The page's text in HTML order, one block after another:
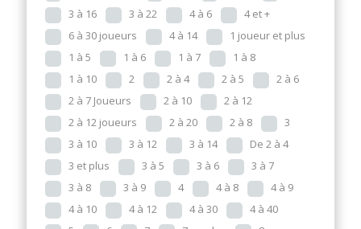
3 à 16
3 à 22 4 à 6
4 et +
6 à 30 joueurs
4 à 14
1 joueur et plus
1 à 5
1 à 6 1 à 7
1 à 8
1 à 10
2 2 à 4 2 à 5
2 à 6
2 à 7 Joueurs
2 à 10
2 à 12
2 à 12 joueurs
2 à 20 2 à 8
3
3 à 10
3 à 12 3 à 14
De 2 à 4
3 et plus
3 à 5 3 à 6
3 à 7
3 à 8
3 à 9 4 4 à 8
4 à 9
4 à 10
4 à 12 4 à 30
4 à 40